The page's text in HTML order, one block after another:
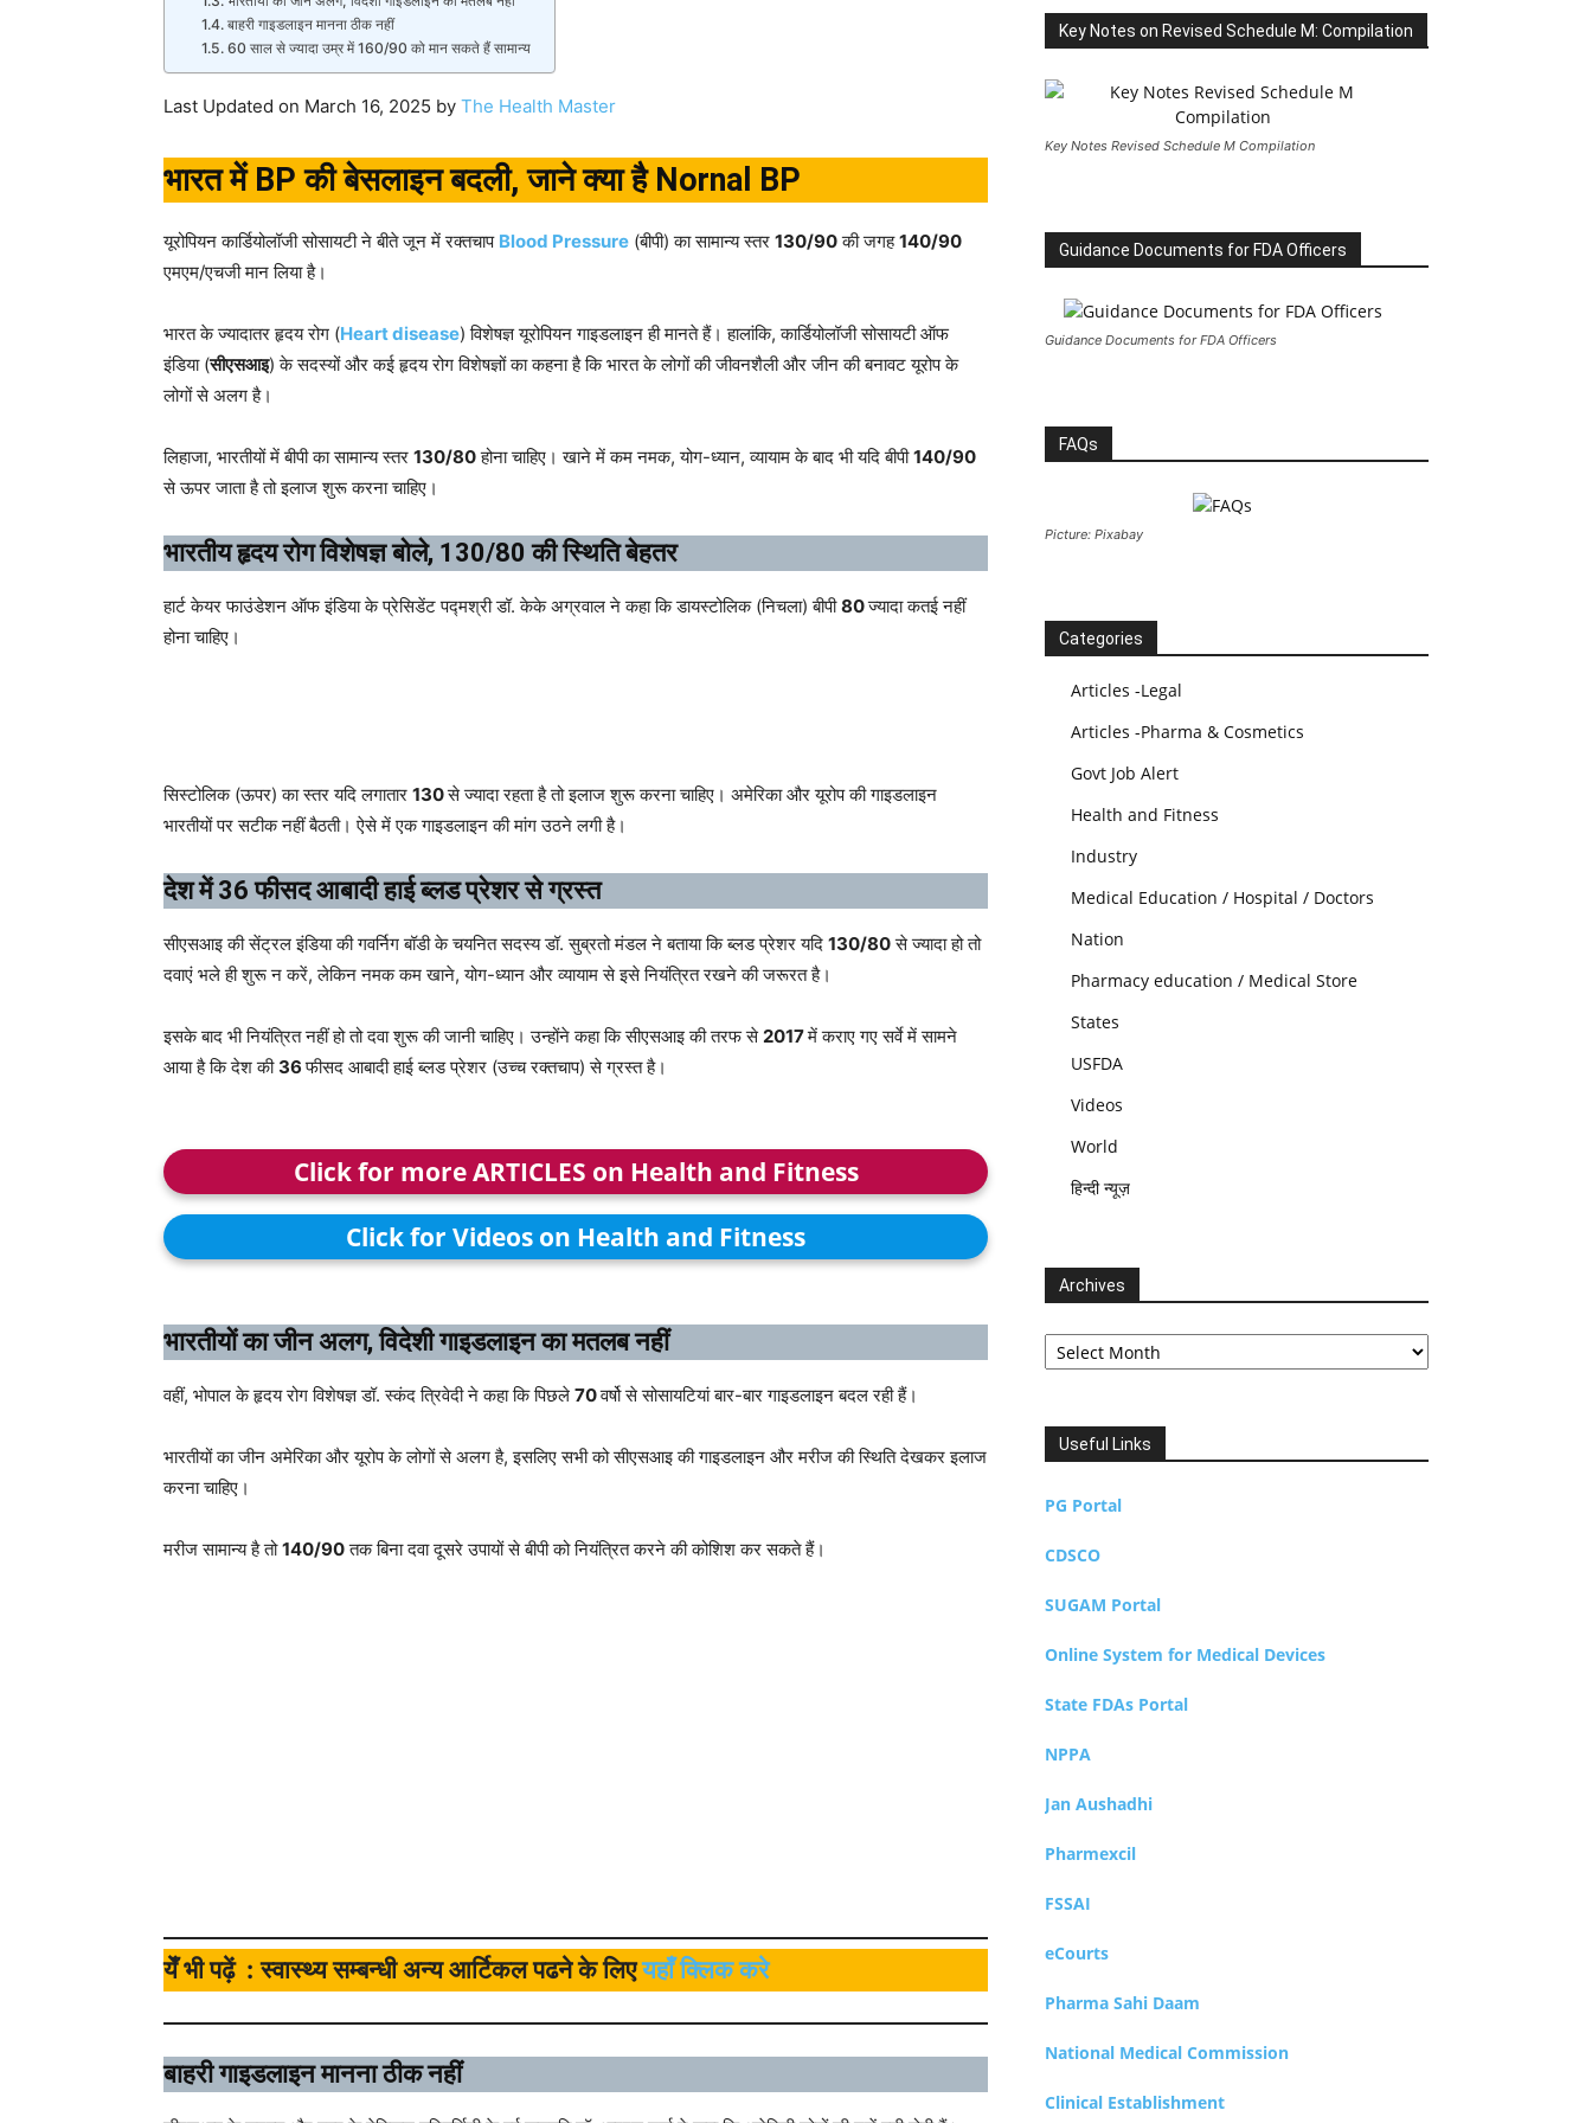
बाहरी गाइडलाइन मानना ठीक नहीं
60 साल से ज्यादा उम्र में 160/90 को मान सकते हैं सामान्य
Last Updated on March 16, 2025 by The Health Master
भारत में BP की बेसलाइन बदली, जाने क्या है Nornal BP
यूरोपियन कार्डियोलॉजी सोसायटी ने बीते जून में रक्तचाप Blood Pressure (बीपी) का सामान्य स्तर 130/90की जगह140/90
एमएम/एचजी मान लिया है।
भारत के ज्यादातर हृदय रोग (Heart disease) विशेषज्ञ यूरोपियन गाइडलाइन ही मानते हैं। हालांकि, कार्डियोलॉजी सोसायटी ऑफ
इंडिया (सीएसआइ) के सदस्यों और कई हृदय रोग विशेषज्ञों का कहना है कि भारत के लोगों की जीवनशैली और जीन की बनावट यूरोप के
लोगों से अलग है।
लिहाजा, भारतीयों में बीपी का सामान्य स्तर 130/80होना चाहिए। खाने में कम नमक, योग-ध्यान, व्यायाम के बाद भी यदि बीपी140/90
से ऊपर जाता है तो इलाज शुरू करना चाहिए।
भारतीय हृदय रोग विशेषज्ञ बोले, 130/80 की स्थिति बेहतर
हार्ट केयर फाउंडेशन ऑफ इंडिया के प्रेसिडेंट पद्मश्री डॉ. केके अग्रवाल ने कहा कि डायस्टोलिक (निचला) बीपी80ज्यादा कतई नहीं
होना चाहिए।
सिस्टोलिक (ऊपर) का स्तर यदि लगातार 130से ज्यादा रहता है तो इलाज शुरू करना चाहिए। अमेरिका और यूरोप की गाइडलाइन
भारतीयों पर सटीक नहीं बैठती। ऐसे में एक गाइडलाइन की मांग उठने लगी है।
देश में 36 फीसद आबादी हाई ब्लड प्रेशर से ग्रस्त
सीएसआइ की सेंट्रल इंडिया की गवर्निग बॉडी के चयनित सदस्य डॉ. सुब्रतो मंडल ने बताया कि ब्लड प्रेशर यदि 130/80से ज्यादा हो तो
दवाएं भले ही शुरू न करें, लेकिन नमक कम खाने, योग-ध्यान और व्यायाम से इसे नियंत्रित रखने की जरूरत है।
इसके बाद भी नियंत्रित नहीं हो तो दवा शुरू की जानी चाहिए। उन्होंने कहा कि सीएसआइ की तरफ से2017में कराए गए सर्वे में सामने
आया है कि देश की 36फीसद आबादी हाई ब्लड प्रेशर (उच्च रक्तचाप) से ग्रस्त है।
Click for more ARTICLES on Health and Fitness
Click for Videos on Health and Fitness
भारतीयों का जीन अलग, विदेशी गाइडलाइन का मतलब नहीं
वहीं, भोपाल के हृदय रोग विशेषज्ञ डॉ. स्कंद त्रिवेदी ने कहा कि पिछले 70वर्षो से सोसायटियां बार-बार गाइडलाइन बदल रही हैं।
भारतीयों का जीन अमेरिका और यूरोप के लोगों से अलग है, इसलिए सभी को सीएसआइ की गाइडलाइन और मरीज की स्थिति देखकर इलाज
करना चाहिए।
मरीज सामान्य है तो140/90तक बिना दवा दूसरे उपायों से बीपी को नियंत्रित करने की कोशिश कर सकते हैं।
येँ भी पढ़ें : स्वास्थ्य सम्बन्धी अन्य आर्टिकल पढने के लिएयहाँ क्लिक करे
बाहरी गाइडलाइन मानना ठीक नहीं
Key Notes on Revised Schedule M: Compilation
Key Notes Revised Schedule M Compilation
Guidance Documents for FDA Officers
Guidance Documents for FDA Officers
FAQs
Picture: Pixabay
Categories
Articles -Legal
Articles -Pharma & Cosmetics
Govt Job Alert
Health and Fitness
Industry
Medical Education / Hospital / Doctors
Nation
Pharmacy education / Medical Store
States
USFDA
Videos
World
हिन्दी न्यूज़
Archives
Archives
Useful Links
PG Portal
CDSCO
SUGAM Portal
Online System for Medical Devices
State FDAs Portal
NPPA
Jan Aushadhi
Pharmexcil
FSSAI
eCourts
Pharma Sahi Daam
National Medical Commission
Clinical Establishment